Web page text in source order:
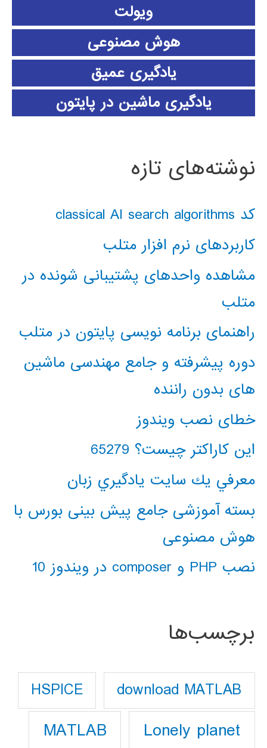
ویولت
هوش مصنوعی
یادگیری عمیق
یادگیری ماشین در پایتون
نوشته‌های تازه
کد classical AI search algorithms
کاربردهای نرم افزار متلب
مشاهده واحدهای پشتیبانی شونده در
متلب
راهنمای برنامه نویسی پایتون در متلب
دوره پیشرفته و جامع مهندسی ماشین
های بدون راننده
خطای نصب ویندوز
این کاراکتر چیست؟ 65279
معرفي يك سايت يادگيري زبان
بسته آموزشی جامع پیش بینی بورس با
هوش مصنوعی
نصب PHP و composer در ویندوز 10
برچسب‌ها
download MATLAB
HSPICE
Lonely planet
MATLAB